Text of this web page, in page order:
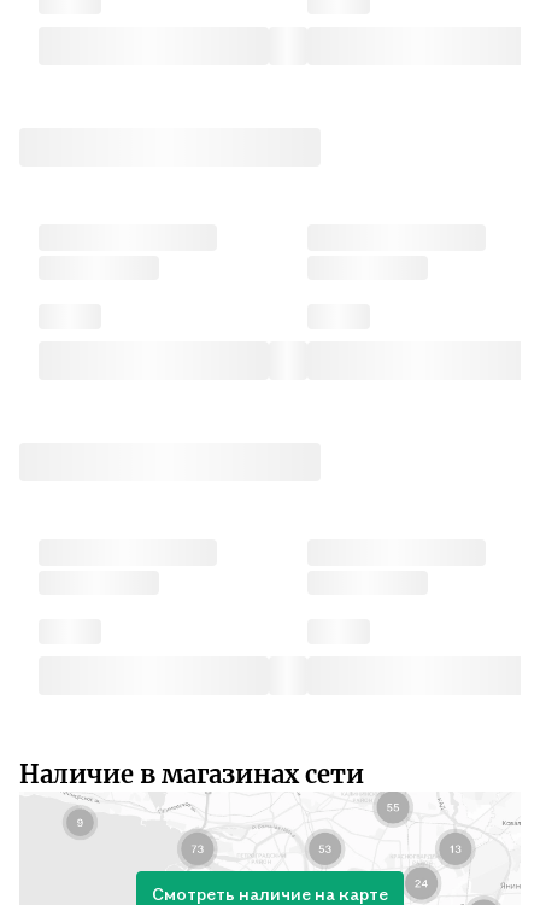
Наличие в магазинах сети
Смотреть наличие на карте